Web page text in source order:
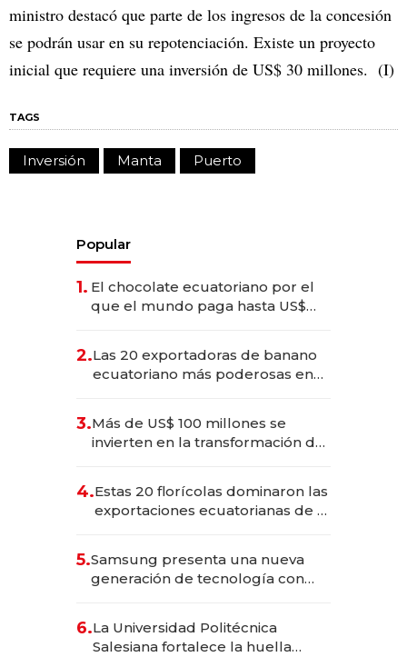
ministro destacó que parte de los ingresos de la concesión
se podrán usar en su repotenciación. Existe un proyecto
inicial que requiere una inversión de US$ 30 millones. (I)
TAGS
Inversión Manta Puerto
Popular
1. El chocolate ecuatoriano por el
que el mundo paga hasta US$
2.Las 20 exportadoras de banano
ecuatoriano más poderosas en
3.Más de US$ 100 millones se
invierten en la transformación de
4.Estas 20 florícolas dominaron las
exportaciones ecuatorianas de la
5.Samsung presenta una nueva
generación de tecnología con
6.La Universidad Politécnica
Salesiana fortalece la huella